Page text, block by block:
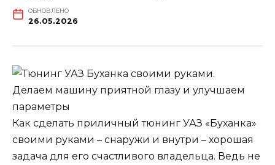
ОБНОВЛЕНО
26.05.2026
Как сделать приличный тюнинг УАЗ «Буханка»
своими руками – снаружи и внутри – хорошая
задача для его счастливого владельца. Ведь не